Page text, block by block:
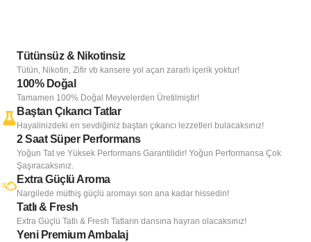
Tütünsüz & Nikotinsiz
Tütün, Nikotin, Zifir vb kansere yol açan zararlı içerik yoktur!
100% Doğal
Tamamen 100% Doğal Meyvelerden Üretilmiştir!
Baştan Çıkarıcı Tatlar
Hayalinizdeki en sevdiğiniz baştan çıkarıcı lezzetleri bulacaksınız!
2 Saat Süper Performans
Yoğun Tat ve Yüksek Performans Garantilidir! Yoğun Performansa Çok
Şaşıracaksınız.
Extra Güçlü Aroma
Nargilede müthiş güçlü aromayı son ana kadar hissedin!
Tatlı & Fresh
Extra Güçlü Tatlı & Fresh Tatların dansına hayran olacaksınız!
Yeni Premium Ambalaj